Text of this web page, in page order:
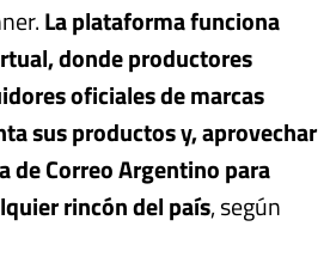
La plataforma funciona
donde productores
oficiales de marcas
sus productos y, aprovechar
de Correo Argentino para
rincón del país, según